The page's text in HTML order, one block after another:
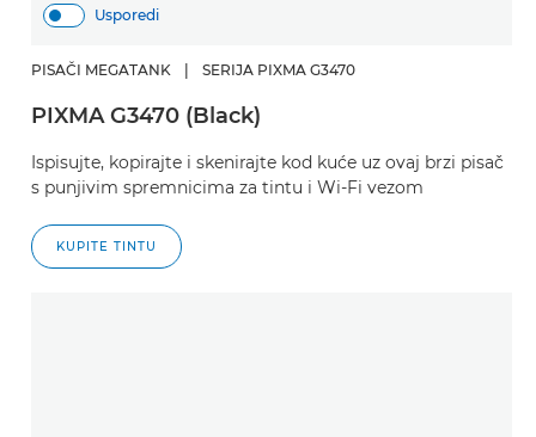
Usporedi
PISAČI MEGATANK SERIJA PIXMA G3470
PIXMA G3470 (Black)
Ispisujte, kopirajte i skenirajte kod kuće uz ovaj brzi pisač
s punjivim spremnicima za tintu i Wi-Fi vezom
KUPITE TINTU